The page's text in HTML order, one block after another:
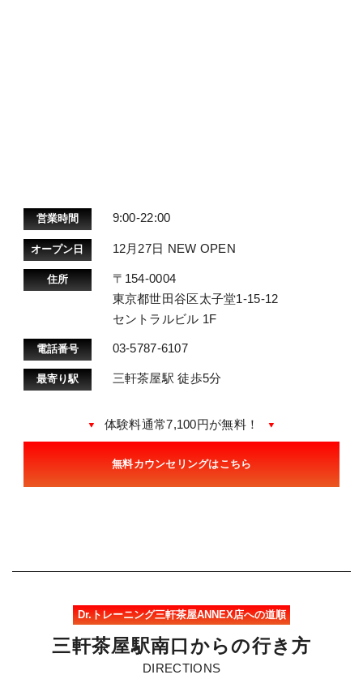
営業時間 9:00-22:00
オープン日 12月27日 NEW OPEN
住所
〒154-0004
東京都世田谷区太子堂1-15-12
セントラルビル 1F
電話番号 03-5787-6107
最寄り駅 三軒茶屋駅 徒歩5分
体験料通常7,100円が無料！
無料カウンセリングはこちら
Dr.トレーニング三軒茶屋ANNEX店への道順
三軒茶屋駅南 口 からの行き方
DIRECTIONS